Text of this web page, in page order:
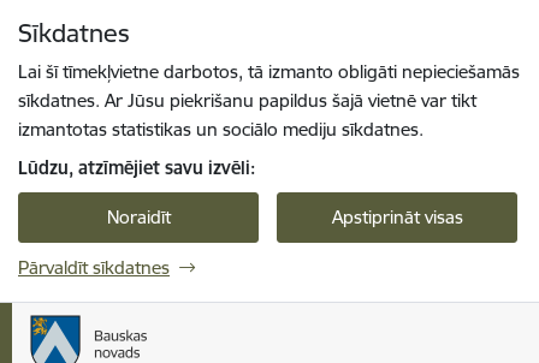
Sīkdatnes
Lai šī tīmekļvietne darbotos, tā izmanto obligāti nepieciešamās
sīkdatnes. Ar Jūsu piekrišanu papildus šajā vietnē var tikt
izmantotas statistikas un sociālo mediju sīkdatnes.
Lūdzu, atzīmējiet savu izvēli:
Noraidīt Apstiprināt visas
Pārvaldīt sīkdatnes